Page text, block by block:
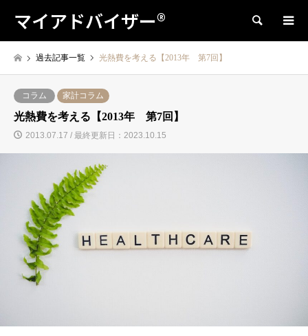
マイアドバイザー® 検索
過去記事一覧 光熱費を考える【2013年 第7回】
コラム 家計コラム
光熱費を考える【2013年 第7回】
2013.07.17 / 最終更新日：2023.10.15